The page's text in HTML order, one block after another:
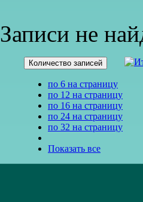
Записи не
Количество записей
по 6 на страницу
по 12 на страницу
по 16 на страницу
по 24 на страницу
по 32 на страницу
Показать все